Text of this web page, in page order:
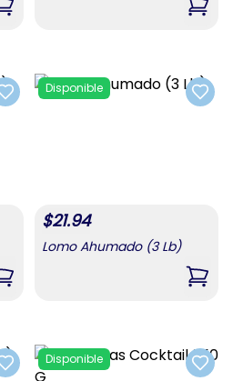
,Jamón Bravo (3 Lb) ,
Add to favorites
,Lomo Ahumado (1 Lb)
Add
Disponible
$21.94
Lomo Ahumado (3 Lb)
,
Add to favorites Add
Disponible